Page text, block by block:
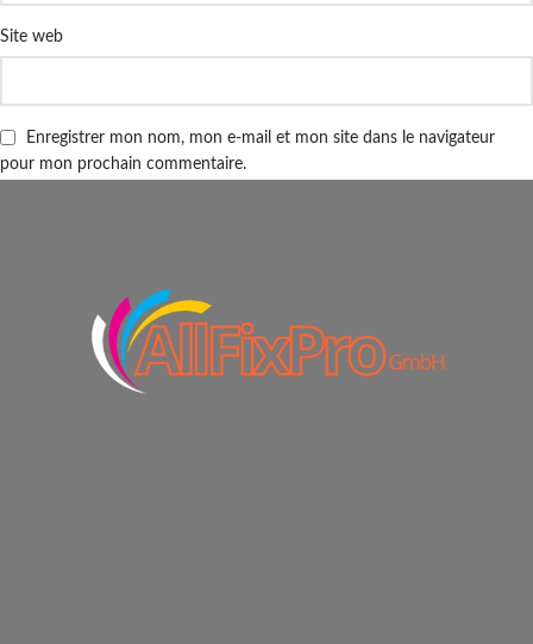
Site web
Enregistrer mon nom, mon e-mail et mon site dans le navigateur
pour mon prochain commentaire.